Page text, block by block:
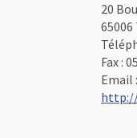
20
65006
Fax :
Email :
http://